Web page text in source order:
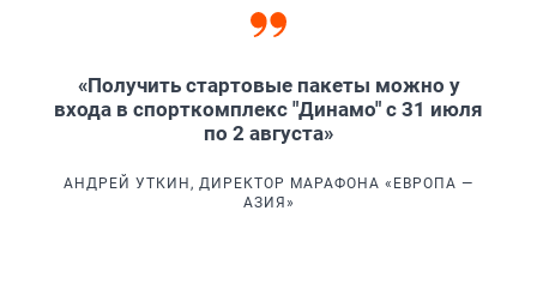
«Получить стартовые пакеты можно у
входа в спорткомплекс "Динамо" с 31 июля
по 2 августа»
АНДРЕЙ УТКИН, ДИРЕКТОР МАРАФОНА «ЕВРОПА —
АЗИЯ»